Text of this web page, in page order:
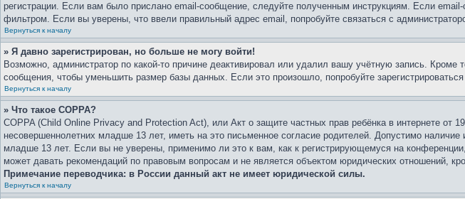
регистрации. Если вам было прислано email-сообщение, следуйте полученным инструкциям. Если
фильтром. Если вы уверены, что ввели правильный адрес email, попробуйте связаться с
Вернуться к началу
» Я давно зарегистрирован, но больше не могу войти!
Возможно, администратор по какой-то причине деактивировал или удалил вашу учётную запись.
сообщения, чтобы уменьшить размер базы данных. Если это произошло, попробуйте
Вернуться к началу
» Что такое COPPA?
COPPA (Child Online Privacy and Protection Act), или Акт о защите частных прав ребёнка в интернете
несовершеннолетних младше 13 лет, иметь на это письменное согласие родителей. Допустимо
младше 13 лет. Если вы не уверены, применимо ли это к вам, как к регистрирующемуся на
может давать рекомендаций по правовым вопросам и не является объектом юридических отношений,
Примечание переводчика: в России данный акт не имеет юридической силы.
Вернуться к началу